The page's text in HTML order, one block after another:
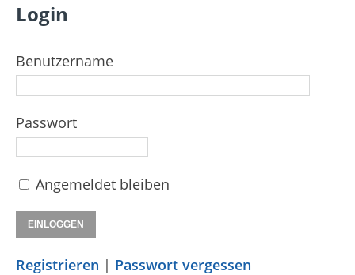
Login
Benutzername
Passwort
Angemeldet bleiben
Registrieren | Passwort vergessen